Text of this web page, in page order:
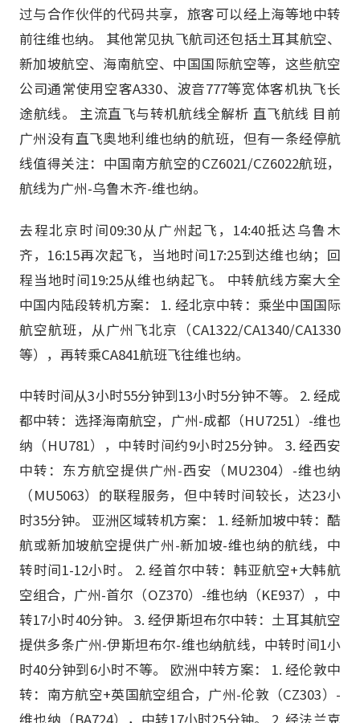
过与合作伙伴的代码共享，旅客可以经上海等地中转
前往维也纳。 其他常见执飞航司还包括土耳其航空、
新加坡航空、海南航空、中国国际航空等，这些航空
公司通常使用空客A330、波音777等宽体客机执飞长
途航线。 主流直飞与转机航线全解析 直飞航线 目前
广州没有直飞奥地利维也纳的航班，但有一条经停航
线值得关注：中国南方航空的CZ6021/CZ6022航班，
航线为广州-乌鲁木齐-维也纳。
去程北京时间09:30从广州起飞，14:40抵达乌鲁木
齐，16:15再次起飞，当地时间17:25到达维也纳；回
程当地时间19:25从维也纳起飞。 中转航线方案大全
中国内陆段转机方案： 1. 经北京中转：乘坐中国国际
航空航班，从广州飞北京（CA1322/CA1340/CA1330
等），再转乘CA841航班飞往维也纳。
中转时间从3小时55分钟到13小时5分钟不等。 2. 经成
都中转：选择海南航空，广州-成都（HU7251）-维也
纳（HU781），中转时间约9小时25分钟。 3. 经西安
中转：东方航空提供广州-西安（MU2304）-维也纳
（MU5063）的联程服务，但中转时间较长，达23小
时35分钟。 亚洲区域转机方案： 1. 经新加坡中转：酷
航或新加坡航空提供广州-新加坡-维也纳的航线，中
转时间1-12小时。 2. 经首尔中转：韩亚航空+大韩航
空组合，广州-首尔（OZ370）-维也纳（KE937），中
转17小时40分钟。 3. 经伊斯坦布尔中转：土耳其航空
提供多条广州-伊斯坦布尔-维也纳航线，中转时间1小
时40分钟到6小时不等。 欧洲中转方案： 1. 经伦敦中
转：南方航空+英国航空组合，广州-伦敦（CZ303）-
维也纳（BA724），中转17小时25分钟。 2. 经法兰克